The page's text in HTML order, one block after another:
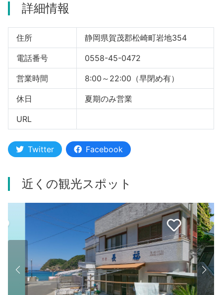
河津町
詳細情報
住所 静岡県賀茂郡松崎町岩地354
電話番号 0558-45-0472
営業時間 8:00～22:00（早閉め有）
休日 夏期のみ営業
URL
Twitter Facebook
近くの観光スポット